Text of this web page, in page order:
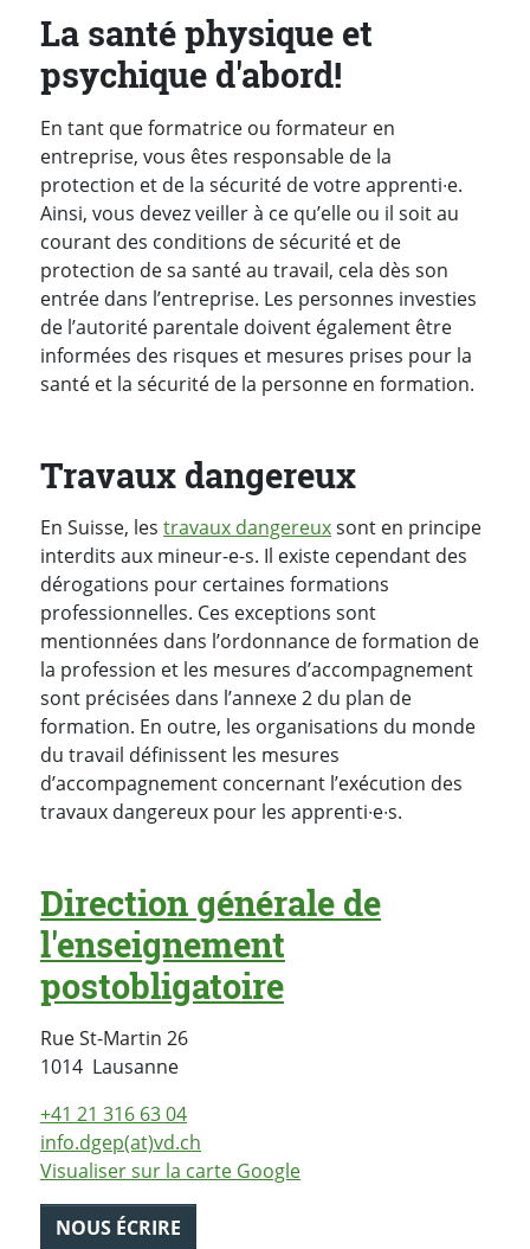
La santé physique et
psychique d'abord!
En tant que formatrice ou formateur en
entreprise, vous êtes responsable de la
protection et de la sécurité de votre apprenti∙e.
Ainsi, vous devez veiller à ce qu’elle ou il soit au
courant des conditions de sécurité et de
protection de sa santé au travail, cela dès son
entrée dans l’entreprise. Les personnes investies
de l’autorité parentale doivent également être
informées des risques et mesures prises pour la
santé et la sécurité de la personne en formation.
Travaux dangereux
En Suisse, les travaux dangereuxsont en principe
interdits aux mineur-e-s. Il existe cependant des
dérogations pour certaines formations
professionnelles. Ces exceptions sont
mentionnées dans l’ordonnance de formation de
la profession et les mesures d’accompagnement
sont précisées dans l’annexe 2 du plan de
formation. En outre, les organisations du monde
du travail définissent les mesures
d’accompagnement concernant l’exécution des
travaux dangereux pour les apprenti∙e∙s.
Direction générale de
l'enseignement
postobligatoire
Rue St-Martin 26
1014 LausanneSuisse
+41 21 316 63 04
info.dgep(at)vd.ch
Visualiser sur la carte Google
NOUS ÉCRIRE